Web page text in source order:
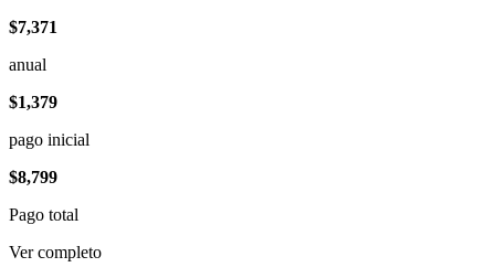
$7,371
anual
$1,379
pago inicial
$8,799
Pago total
Ver completo